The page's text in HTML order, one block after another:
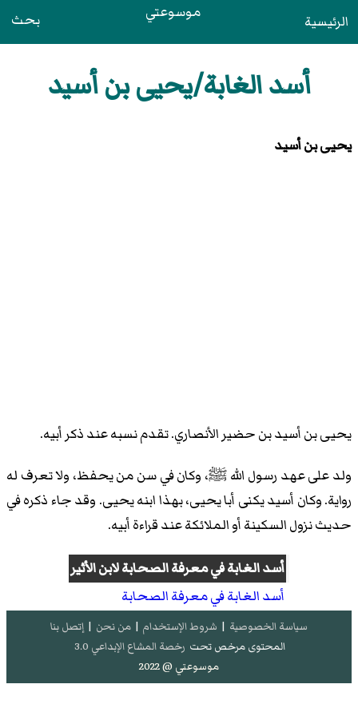
الرئيسية موسوعتي بحث
أسد الغابة/يحيى بن أسيد
يحيى بن أسيد
يحيى بن أسيد بن حضير الأنصاري. تقدم نسبه عند ذكر أبيه.
ولد على عهد رسول الله ﷺ، وكان في سن من يحفظ، ولا تعرف له
رواية. وكان أسيد يكنى أبا يحيى، بهذا ابنه يحيى. وقد جاء ذكره في
حديث نزول السكينة أو الملائكة عند قراءة أبيه.
أسد الغابة في معرفة الصحابةلابن الأثير
أسد الغابة في معرفة الصحابة
سياسة الخصوصية | شروط الإستخدام | من نحن | إتصل بنا
المحتوى مرخص تحت رخصة المشاع الإبداعي 3.0
موسوعتي @ 2022